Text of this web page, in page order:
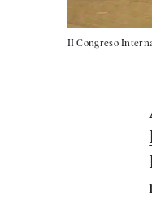
II Congreso